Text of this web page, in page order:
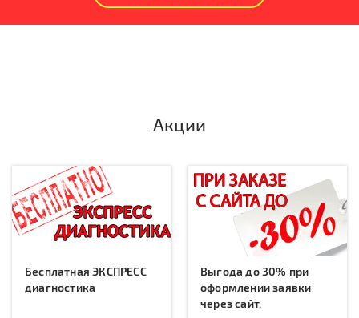
Акции
Бесплатная ЭКСПРЕСС
диагностика
Выгода до 30% при
оформлении заявки
через сайт.